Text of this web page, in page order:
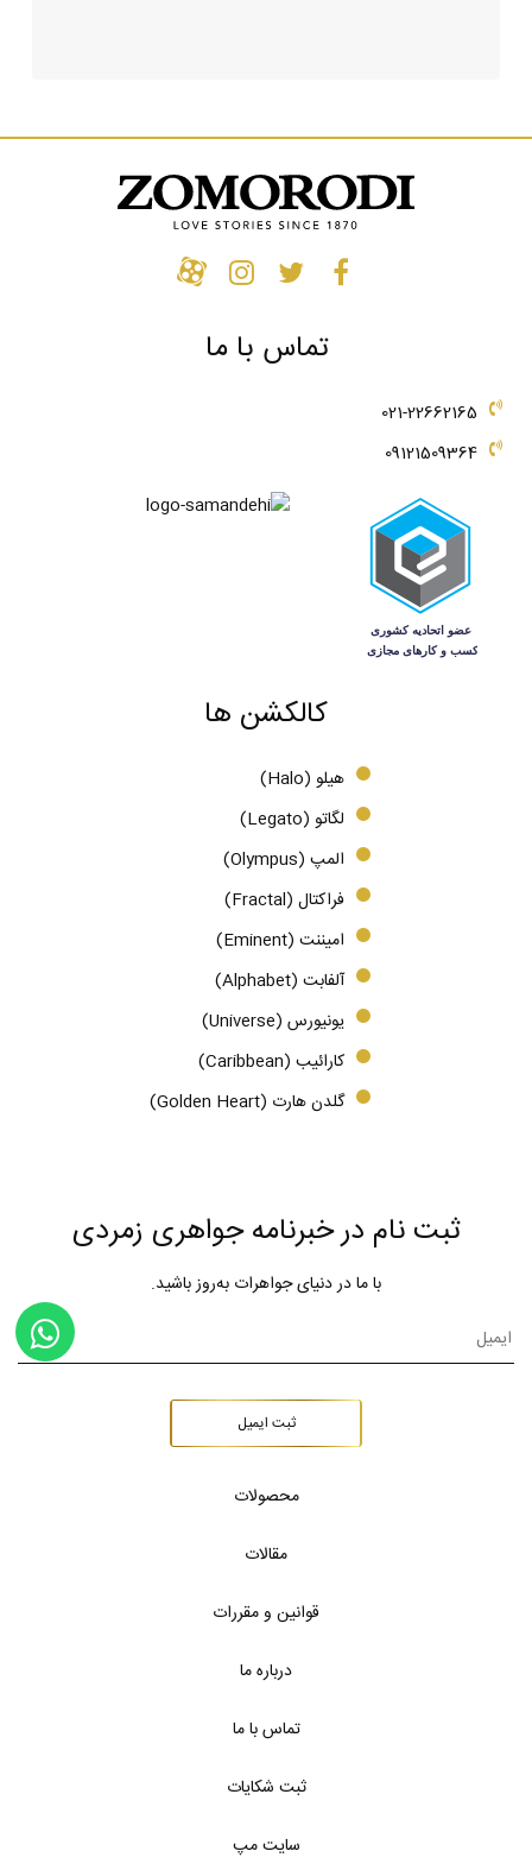
تماس با ما
021-22662165
09121509364
کالکشن ها
هیلو (Halo)
لگاتو (Legato)
المپ (Olympus)
فراکتال (Fractal)
امیننت (Eminent)
آلفابت (Alphabet)
یونیورس (Universe)
کارائیب (Caribbean)
گلدن هارت (Golden Heart)
ثبت نام در خبرنامه جواهری زمردی
با ما در دنیای جواهرات به‌روز باشید.
ثبت ایمیل
محصولات
مقالات
قوانین و مقررات
درباره ما
تماس با ما
ثبت شکایات
سایت مپ